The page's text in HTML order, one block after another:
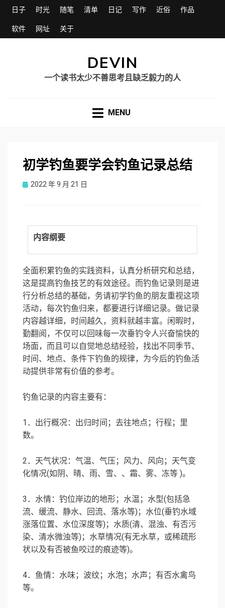
日子 时光 随笔 清单 日记 写作 近俗 作品
软件 网址 关于
DEVIN
一个读书太少不善思考且缺乏毅力的人
MENU
初学钓鱼要学会钓鱼记录总结
Posted
2022 年 9 月 21 日
内容纲要
全面积累钓鱼的实践资料，认真分析研究和总结，
这是提高钓鱼技艺的有效途径。而钓鱼记录则是进
行分析总结的基础，务请初学钓鱼的朋友重视这项
活动，每次钓鱼归来，都要进行详细记录。做记录
内容越详细，时间越久，资料就越丰富。闲暇时，
勤翻阅，不仅可以回味每一次垂钓令人兴奋愉快的
场面，而且可以自觉地总结经验，找出不同季节、
时间、地点、条件下钓鱼的规律，为今后的钓鱼活
动提供非常有价值的参考。
钓鱼记录的内容主要有：
1．出行概况：出归时间；去往地点；行程；里
数。
2．天气状况：气温、气压；风力、风向；天气变
化情况(如阴、晴、雨、雪、、霜、雾、冻等 )。
3．水情：钓位岸边的地形；水温；水型(包括急
流、缓流、静水、回流、落水等)；水位(垂钓水域
涨落位置、水位深度等)；水质(清、混浊、有否污
染、清水微浊等)；水草情况(有无水草，或稀疏形
状以及有否被鱼咬过的痕迹等)。
4．鱼情：水味；波纹；水泡；水声；有否水禽鸟
等。